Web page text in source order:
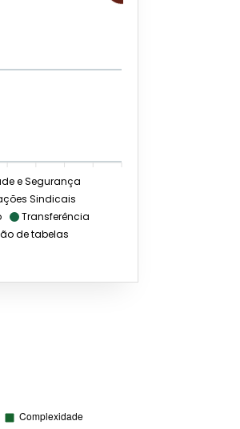
e Segurança
Sindicais
Transferência
de tabelas